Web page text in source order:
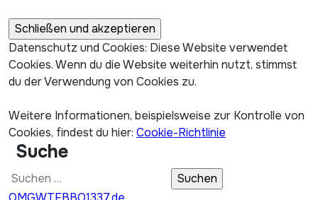
Datenschutz und Cookies: Diese Website verwendet
Cookies. Wenn du die Website weiterhin nutzt, stimmst
du der Verwendung von Cookies zu.
Weitere Informationen, beispielsweise zur Kontrolle von
Cookies, findest du hier: Cookie-Richtlinie
Suche
Suchen
nach: